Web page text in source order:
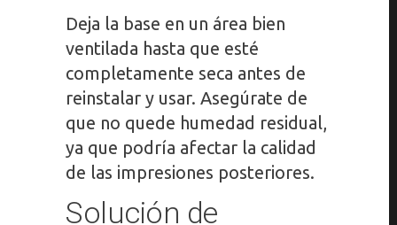
Deja la base en un área bien
ventilada hasta que esté
completamente seca antes de
reinstalar y usar. Asegúrate de
que no quede humedad residual,
ya que podría afectar la calidad
de las impresiones posteriores.
Solución de